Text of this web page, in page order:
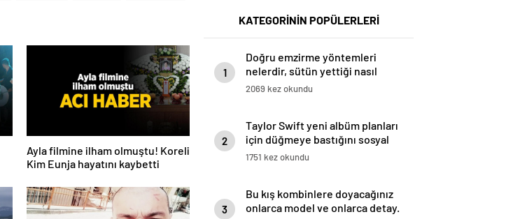
Ayla filmine ilham olmuştu! Koreli
Kim Eunja hayatını kaybetti
KATEGORİNİN POPÜLERLERİ
1
Doğru emzirme yöntemleri
nelerdir, sütün yettiği nasıl
anlaşılır?
2069 kez okundu
2
Taylor Swift yeni albüm planları
için düğmeye bastığını sosyal
medyadan duyurdu!
1751 kez okundu
3
Bu kış kombinlere doyacağınız
onlarca model ve onlarca detay.